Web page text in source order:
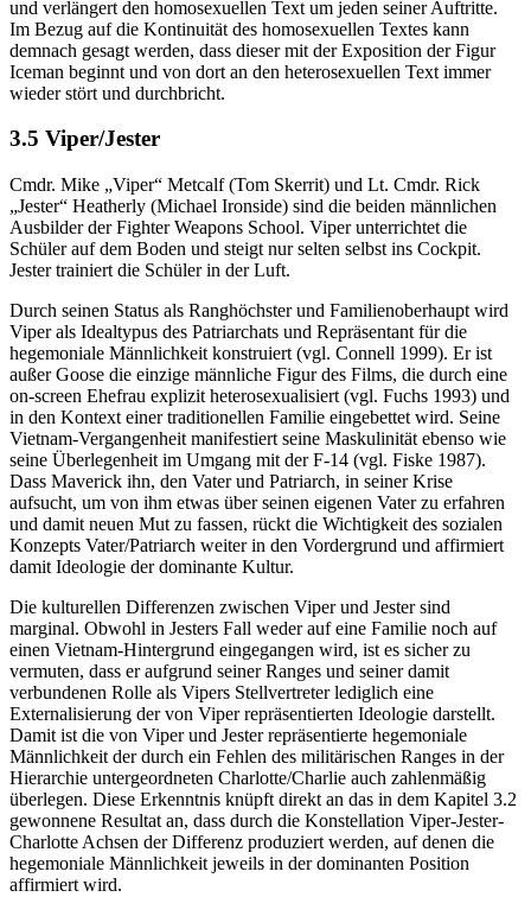
und verlängert den homosexuellen Text um jeden seiner Auftritte.
Im Bezug auf die Kontinuität des homosexuellen Textes kann
demnach gesagt werden, dass dieser mit der Exposition der Figur
Iceman beginnt und von dort an den heterosexuellen Text immer
wieder stört und durchbricht.
3.5 Viper/Jester
Cmdr. Mike „Viper“ Metcalf (Tom Skerrit) und Lt. Cmdr. Rick
„Jester“ Heatherly (Michael Ironside) sind die beiden männlichen
Ausbilder der Fighter Weapons School. Viper unterrichtet die
Schüler auf dem Boden und steigt nur selten selbst ins Cockpit.
Jester trainiert die Schüler in der Luft.
Durch seinen Status als Ranghöchster und Familienoberhaupt wird
Viper als Idealtypus des Patriarchats und Repräsentant für die
hegemoniale Männlichkeit konstruiert (vgl. Connell 1999). Er ist
außer Goose die einzige männliche Figur des Films, die durch eine
on-screen Ehefrau explizit heterosexualisiert (vgl. Fuchs 1993) und
in den Kontext einer traditionellen Familie eingebettet wird. Seine
Vietnam-Vergangenheit manifestiert seine Maskulinität ebenso wie
seine Überlegenheit im Umgang mit der F-14 (vgl. Fiske 1987).
Dass Maverick ihn, den Vater und Patriarch, in seiner Krise
aufsucht, um von ihm etwas über seinen eigenen Vater zu erfahren
und damit neuen Mut zu fassen, rückt die Wichtigkeit des sozialen
Konzepts Vater/Patriarch weiter in den Vordergrund und affirmiert
damit Ideologie der dominante Kultur.
Die kulturellen Differenzen zwischen Viper und Jester sind
marginal. Obwohl in Jesters Fall weder auf eine Familie noch auf
einen Vietnam-Hintergrund eingegangen wird, ist es sicher zu
vermuten, dass er aufgrund seiner Ranges und seiner damit
verbundenen Rolle als Vipers Stellvertreter lediglich eine
Externalisierung der von Viper repräsentierten Ideologie darstellt.
Damit ist die von Viper und Jester repräsentierte hegemoniale
Männlichkeit der durch ein Fehlen des militärischen Ranges in der
Hierarchie untergeordneten Charlotte/Charlie auch zahlenmäßig
überlegen. Diese Erkenntnis knüpft direkt an das in dem Kapitel 3.2
gewonnene Resultat an, dass durch die Konstellation Viper-Jester-
Charlotte Achsen der Differenz produziert werden, auf denen die
hegemoniale Männlichkeit jeweils in der dominanten Position
affirmiert wird.